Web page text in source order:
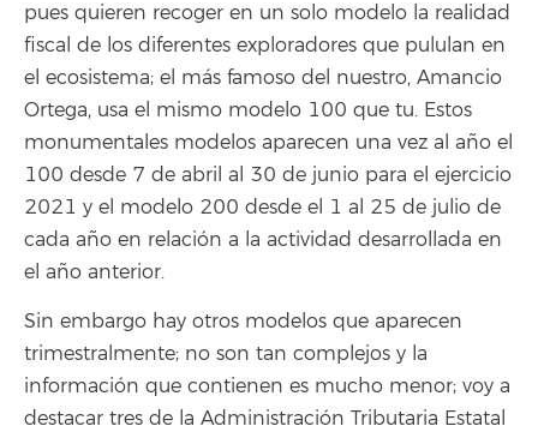
pues quieren recoger en un solo modelo la realidad
fiscal de los diferentes exploradores que pululan en
el ecosistema; el más famoso del nuestro, Amancio
Ortega, usa el mismo modelo 100 que tu. Estos
monumentales modelos aparecen una vez al año el
100 desde 7 de abril al 30 de junio para el ejercicio
2021 y el modelo 200 desde el 1 al 25 de julio de
cada año en relación a la actividad desarrollada en
el año anterior.
Sin embargo hay otros modelos que aparecen
trimestralmente; no son tan complejos y la
información que contienen es mucho menor; voy a
destacar tres de la Administración Tributaria Estatal